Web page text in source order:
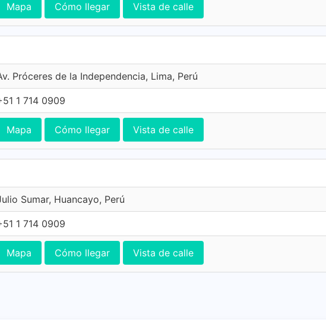
Mapa Cómo llegar Vista de calle
Próceres de la Independencia, Lima, Perú
1 714 0909
Mapa Cómo llegar Vista de calle
Sumar, Huancayo, Perú
1 714 0909
Mapa Cómo llegar Vista de calle